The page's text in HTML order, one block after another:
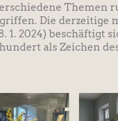
Themen
Die derzeitige
1. 2024) beschäftigt
als Zeichen